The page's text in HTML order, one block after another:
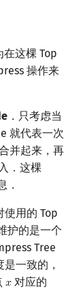
在这棵 Top
操作来
．只考虑当
就代表一次
并起来，再
．这棵
．
使用的 Top
护的是一个
Tree
一致的，
𝑥
x 对应的